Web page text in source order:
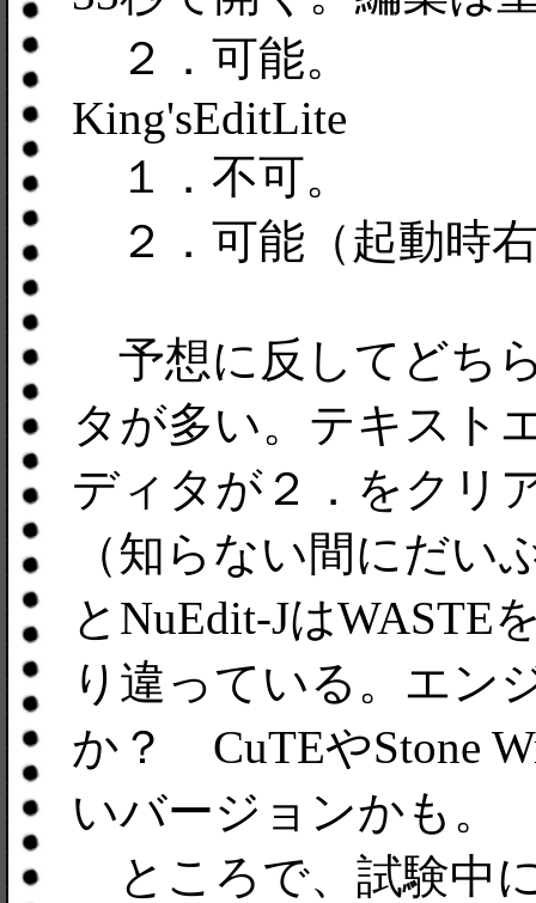
２．可能。
King'sEditLite
１．不可。
２．可能（起動時
予想に反してどち
タが多い。テキスト
ディタが２．をクリ
（知らない間にだい
とNuEdit-JはWASTE
り違っている。エン
か？ CuTEやStone
いバージョンかも。
ところで、試験中